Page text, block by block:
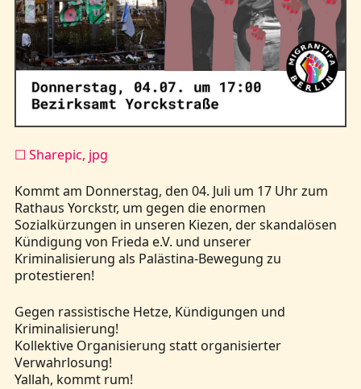
☐ Sharepic, jpg
Kommt am Donnerstag, den 04. Juli um 17 Uhr zum
Rathaus Yorckstr, um gegen die enormen
Sozialkürzungen in unseren Kiezen, der skandalösen
Kündigung von Frieda e.V. und unserer
Kriminalisierung als Palästina-Bewegung zu
protestieren!
Gegen rassistische Hetze, Kündigungen und
Kriminalisierung!
​​​​​​​Kollektive Organisierung statt organisierter
Verwahrlosung!
Yallah, kommt rum!